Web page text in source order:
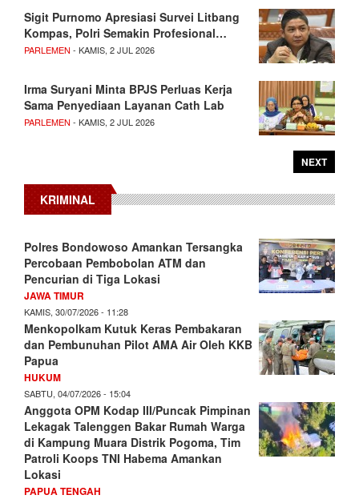
Sigit Purnomo Apresiasi Survei Litbang
Kompas, Polri Semakin Profesional…
PARLEMEN - KAMIS, 2 JUL 2026
Irma Suryani Minta BPJS Perluas Kerja
Sama Penyediaan Layanan Cath Lab
PARLEMEN - KAMIS, 2 JUL 2026
NEXT
KRIMINAL
Polres Bondowoso Amankan Tersangka
Percobaan Pembobolan ATM dan
Pencurian di Tiga Lokasi
JAWA TIMUR
KAMIS, 30/07/2026 - 11:28
Menkopolkam Kutuk Keras Pembakaran
dan Pembunuhan Pilot AMA Air Oleh KKB
Papua
HUKUM
SABTU, 04/07/2026 - 15:04
Anggota OPM Kodap III/Puncak Pimpinan
Lekagak Talenggen Bakar Rumah Warga
di Kampung Muara Distrik Pogoma, Tim
Patroli Koops TNI Habema Amankan
Lokasi
PAPUA TENGAH